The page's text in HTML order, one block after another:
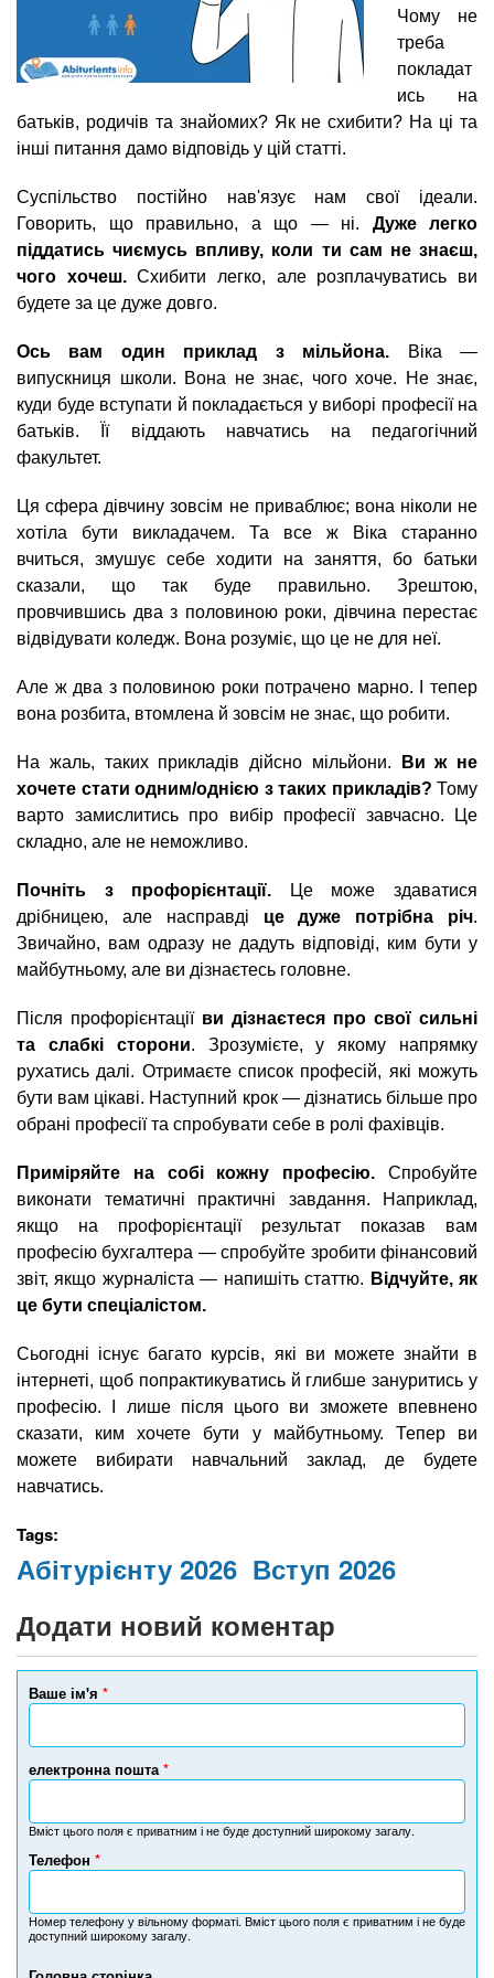
t
s
.
i
n
f
o
з
к
а
д
в
Онлайн курси
За кордоном
Чому не
треба
покладат
ись на
батьків, родичів та знайомих? Як не схибити? На ці та
інші питання дамо відповідь у цій статті.
Суспільство постійно нав'язує нам свої ідеали.
Говорить, що правильно, а що — ні. Дуже легко
піддатись чиємусь впливу, коли ти сам не знаєш,
чого хочеш.Схибити легко, але розплачуватись ви
будете за це дуже довго.
Ось вам один приклад з мільйона. Віка —
випускниця школи. Вона не знає, чого хоче. Не знає,
куди буде вступати й покладається у виборі професії на
батьків. Її віддають навчатись на педагогічний
факультет.
Ця сфера дівчину зовсім не приваблює; вона ніколи не
хотіла бути викладачем. Та все ж Віка старанно
вчиться, змушує себе ходити на заняття, бо батьки
сказали, що так буде правильно. Зрештою,
провчившись два з половиною роки, дівчина перестає
відвідувати коледж. Вона розуміє, що це не для неї.
Але ж два з половиною роки потрачено марно. І тепер
вона розбита, втомлена й зовсім не знає, що робити.
На жаль, таких прикладів дійсно мільйони.
Ви ж не
хочете стати одним/однією з таких прикладів? Тому
варто замислитись про вибір професії завчасно. Це
складно, але не неможливо.
Почніть з профорієнтації. Це може здаватися
дрібницею, але насправді це дуже потрібна річ.
Звичайно, вам одразу не дадуть відповіді, ким бути у
майбутньому, але ви дізнаєтесь головне.
Після профорієнтації ви дізнаєтеся про свої сильні
та слабкі сторони. Зрозумієте, у якому напрямку
рухатись далі. Отримаєте список професій, які можуть
бути вам цікаві. Наступний крок — дізнатись більше про
обрані професії та спробувати себе в ролі фахівців.
Приміряйте на собі кожну професію. Спробуйте
виконати тематичні практичні завдання. Наприклад,
якщо на профорієнтації результат показав вам
професію бухгалтера — спробуйте зробити фінансовий
звіт, якщо журналіста — напишіть статтю. Відчуйте, як
це бути спеціалістом.
Сьогодні існує багато курсів, які ви можете знайти в
інтернеті, щоб попрактикуватись й глибше зануритись у
професію. І лише після цього ви зможете впевнено
сказати, ким хочете бути у майбутньому. Тепер ви
можете вибирати навчальний заклад, де будете
навчатись.
Tags:
Абітурієнту 2026 Вступ 2026
Додати новий коментар
Ваше ім'я *
електронна пошта*
Вміст цього поля є приватним і не буде доступний широкому загалу.
Телефон *
Н
м
е
Номер телефону у вільному форматі. Вміст цього поля є приватним і не буде
доступний широкому загалу.